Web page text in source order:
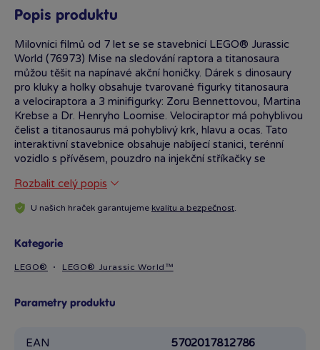
Popis produktu
Milovníci filmů od 7 let se se stavebnicí LEGO® Jurassic
World (76973) Mise na sledování raptora a titanosaura
můžou těšit na napínavé akční honičky. Dárek s dinosaury
pro kluky a holky obsahuje tvarované figurky titanosaura
a velociraptora a 3 minifigurky: Zoru Bennettovou, Martina
Krebse a Dr. Henryho Loomise. Velociraptor má pohyblivou
čelist a titanosaurus má pohyblivý krk, hlavu a ocas. Tato
interaktivní stavebnice obsahuje nabíjecí stanici, terénní
vozidlo s přívěsem, pouzdro na injekční stříkačky se
padajícího stromu a spoustu dalšího. Děti, které milují
dobrodružství a dinosauří hračky, si tuto stavebnici můžou
vzít s sebou na hraní na cestách. Stavebnici lze kombinovat
samostatně). Aplikace LEGO Builder provede malé
umožní přibližovat a otáčet modely ve 3D, ukládat
582 dílků.
Rozbalit celý popis
U našich hraček garantujeme kvalitu a bezpečnost.
Kategorie
LEGO® LEGO® Jurassic World™
Parametry produktu
EAN 5702017812786